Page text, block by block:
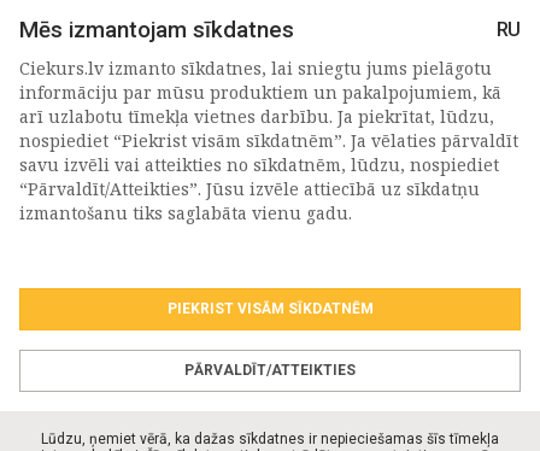
PIETEIKTIES MŪSU JAUNUMIEM
Piekrītu personasdatu apstrādes noteikumiem
Mēs izmantojam sīkdatnes
RU
Ciekurs.lv izmanto sīkdatnes, lai sniegtu jums pielāgotu
informāciju par mūsu produktiem un pakalpojumiem, kā
arī uzlabotu tīmekļa vietnes darbību. Ja piekrītat, lūdzu,
nospiediet “Piekrist visām sīkdatnēm”. Ja vēlaties pārvaldīt
savu izvēli vai atteikties no sīkdatnēm, lūdzu, nospiediet
“Pārvaldīt/Atteikties”. Jūsu izvēle attiecībā uz sīkdatņu
izmantošanu tiks saglabāta vienu gadu.
PIEKRIST VISĀM SĪKDATNĒM
PĀRVALDĪT/ATTEIKTIES
Lūdzu, ņemiet vērā, ka dažas sīkdatnes ir nepieciešamas šīs tīmekļa